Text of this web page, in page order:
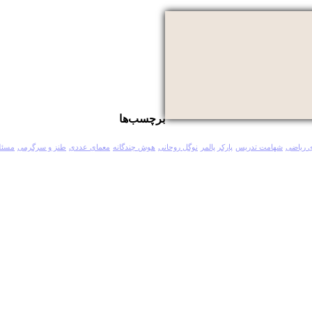
برچسب‌ها
ریاضی شهامت تدریس پارکر پالمر نوگل روحانی هوش چندگانه معمای عددی طنز و سرگرمی